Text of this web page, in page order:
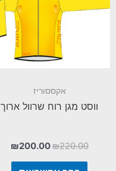
אקססוריז
ווסט מגן רוח שרוול ארוך
₪220.00
₪200.00